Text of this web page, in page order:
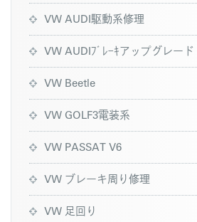
VW AUDI駆動系修理
VW AUDIﾌﾞﾚｰｷアップグレード
VW Beetle
VW GOLF3電装系
VW PASSAT V6
VW ブレーキ周り修理
VW 足回り